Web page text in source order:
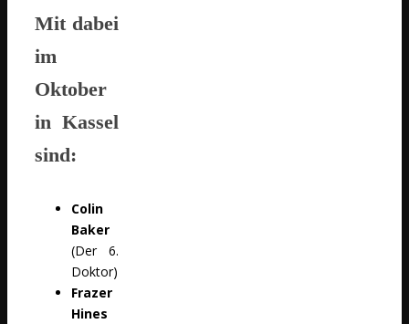
Mit dabei
im
Oktober
in Kassel
sind:
Colin
Baker
(Der 6.
Doktor)
Frazer
Hines